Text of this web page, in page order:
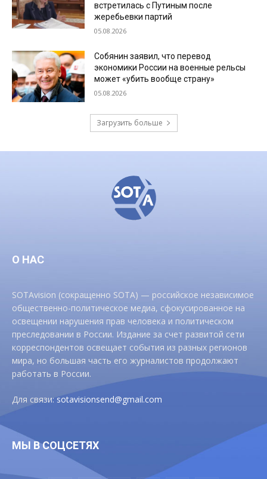
встретилась с Путиным после
жеребьевки партий
05.08.2026
Собянин заявил, что перевод
экономики России на военные рельсы
может «убить вообще страну»
05.08.2026
Загрузить больше
О НАС
SOTAvision (сокращенно SOTA) — российское независимое
общественно-политическое медиа, сфокусированное на
освещении нарушения прав человека и политическом
преследовании в России. Издание за счет развитой сети
корреспондентов освещает события из разных регионов
мира, но большая часть его журналистов продолжают
работать в России.
Для связи:sotavisionsend@gmail.com
МЫ В СОЦСЕТЯХ